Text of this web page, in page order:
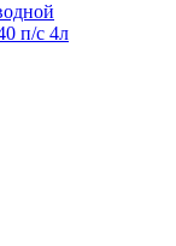
п/с 4л